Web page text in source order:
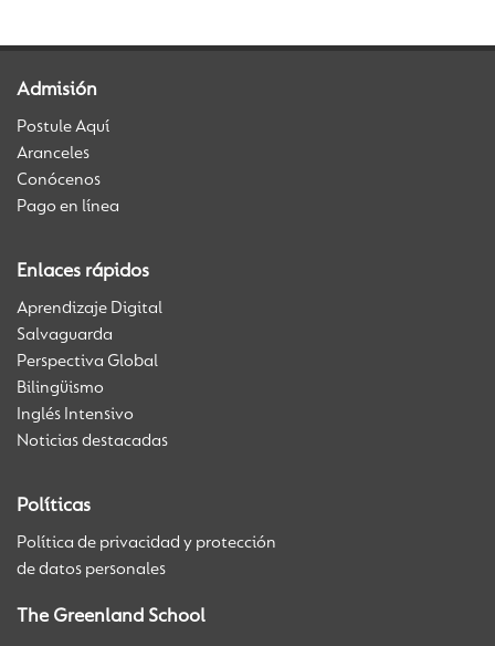
Admisión
Postule Aquí
Aranceles
Conócenos
Pago en línea
Enlaces rápidos
Aprendizaje Digital
Salvaguarda
Perspectiva Global
Bilingüismo
Inglés Intensivo
Noticias destacadas
Políticas
Política de privacidad y protección
de datos personales
The Greenland School